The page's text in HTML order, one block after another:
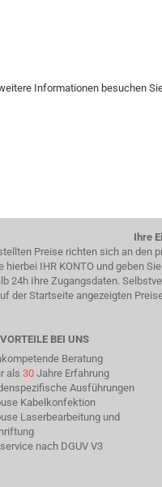
Informationen besuchen
Ihre
Preise richten sich an den
hierbei IHR KONTO und geben
24h Ihre Zugangsdaten.
der Startseite angezeigten
BEI UNS
Beratung
als 30Jahre Erfahrung
Ausführungen
Kabelkonfektion
Laserbearbeitung und
nach DGUV V3